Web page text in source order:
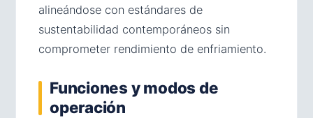
alineándose con estándares de
sustentabilidad contemporáneos sin
comprometer rendimiento de enfriamiento.
Funciones y modos de
operación